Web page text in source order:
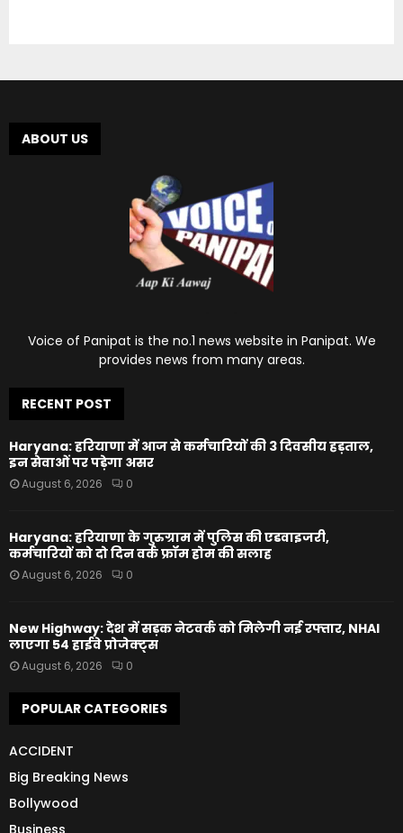
ABOUT US
Voice of Panipat is the no.1 news website in Panipat. We
provides news from many areas.
RECENT POST
Haryana: हरियाणा में आज से कर्मचारियों की 3 दिवसीय हड़ताल,
इन सेवाओं पर पड़ेगा असर
August 6, 2026 0
Haryana: हरियाणा के गुरुग्राम में पुलिस की एडवाइजरी,
कर्मचारियों को दो दिन वर्क फ्रॉम होम की सलाह
August 6, 2026 0
New Highway: देश में सड़क नेटवर्क को मिलेगी नई रफ्तार, NHAI
लाएगा 54 हाईवे प्रोजेक्ट्स
August 6, 2026 0
POPULAR CATEGORIES
ACCIDENT
Big Breaking News
Bollywood